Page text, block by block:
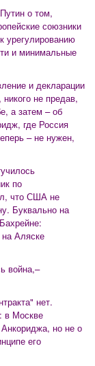
о том,
союзники
урегулированию
и минимальные
и декларации
не предав,
а затем – об
где Россия
– не нужен,
по
что США не
Буквально на
Аляске
война,–
нет.
в Москве
но не о
его